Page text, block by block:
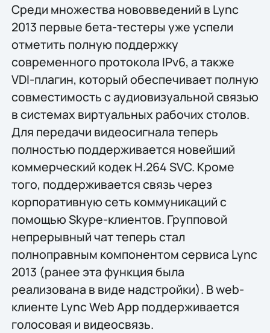
Среди множества нововведений в Lync
2013 первые бета-тестеры уже успели
отметить полную поддержку
современного протокола IPv6, а также
VDI-плагин, который обеспечивает полную
совместимость с аудиовизуальной связью
в системах виртуальных рабочих столов.
Для передачи видеосигнала теперь
полностью поддерживается новейший
коммерческий кодек H.264 SVC. Кроме
того, поддерживается связь через
корпоративную сеть коммуникаций с
помощью Skype-клиентов. Групповой
непрерывный чат теперь стал
полноправным компонентом сервиса Lync
2013 (ранее эта функция была
реализована в виде надстройки). В web-
клиенте Lync Web App поддерживается
голосовая и видеосвязь.